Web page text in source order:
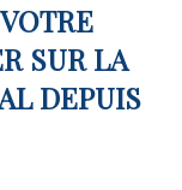
SUR LA
DEPUIS